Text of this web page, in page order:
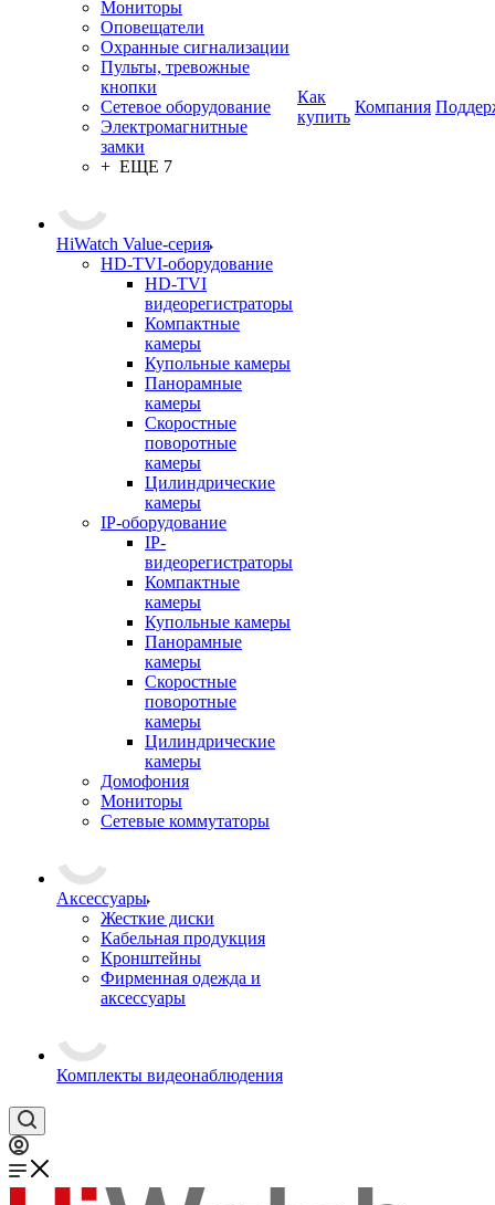
Мониторы
Оповещатели
Охранные сигнализации
Пульты, тревожные
кнопки
Сетевое оборудование
Электромагнитные
замки
+ ЕЩЕ 7
HiWatch Value-серия
HD-TVI-оборудование
HD-TVI
видеорегистраторы
Компактные
камеры
Купольные камеры
Панорамные
камеры
Скоростные
поворотные
камеры
Цилиндрические
камеры
IP-оборудование
IP-
видеорегистраторы
Компактные
камеры
Купольные камеры
Панорамные
камеры
Скоростные
поворотные
камеры
Цилиндрические
камеры
Домофония
Мониторы
Сетевые коммутаторы
Аксессуары
Жесткие диски
Кабельная продукция
Кронштейны
Фирменная одежда и
аксессуары
Комплекты видеонаблюдения
Как
купить
Компания